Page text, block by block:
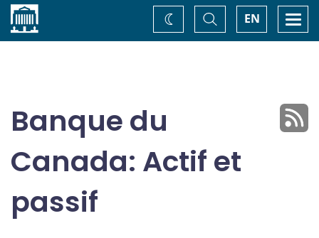
Accueil EN
Basculer
la
recherche
Changez
de
Banque du
Canada: Actif et
passif